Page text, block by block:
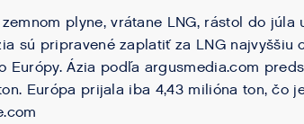
plyne, vrátane LNG, rástol do
sú pripravené zaplatiť za LNG najvyššiu
Európy. Ázia podľa argusmedia.com
Európa prijala iba 4,43 milióna ton, čo